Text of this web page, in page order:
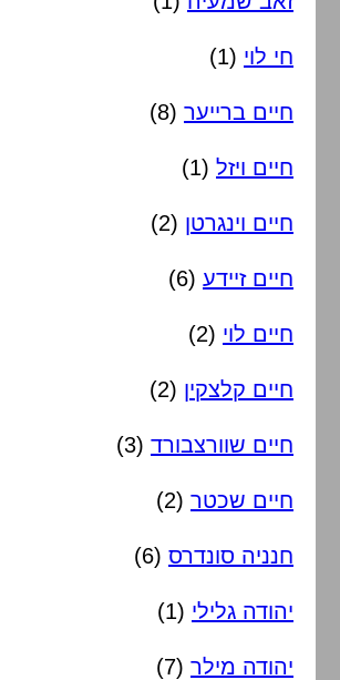
חי לוי (1)
חיים ברייער (8)
חיים ויזל (1)
חיים וינגרטן (2)
חיים זיידע (6)
חיים לוי (2)
חיים קלצקין (2)
חיים שוורצבורד (3)
חיים שכטר (2)
חנניה סונדרס (6)
יהודה גלילי (1)
יהודה מילר (7)